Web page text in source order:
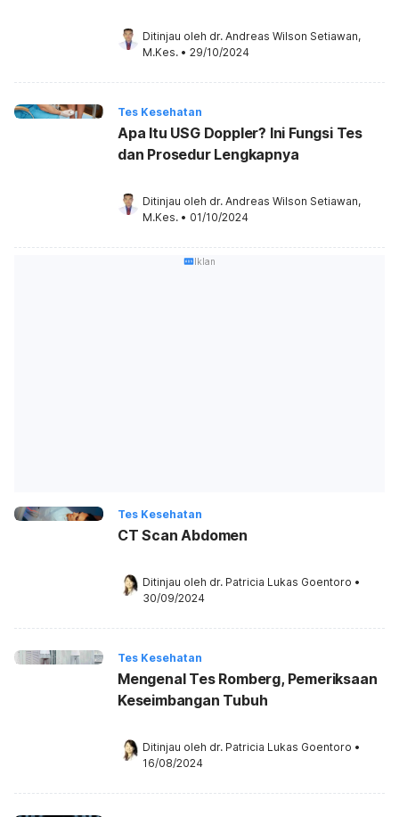
Ditinjau oleh dr. Andreas Wilson Setiawan,
M.Kes. • 29/10/2024
Tes Kesehatan
Apa Itu USG Doppler? Ini Fungsi Tes
dan Prosedur Lengkapnya
Ditinjau oleh dr. Andreas Wilson Setiawan,
M.Kes. • 01/10/2024
Iklan
Tes Kesehatan
CT Scan Abdomen
Ditinjau oleh dr. Patricia Lukas Goentoro •
30/09/2024
Tes Kesehatan
Mengenal Tes Romberg, Pemeriksaan
Keseimbangan Tubuh
Ditinjau oleh dr. Patricia Lukas Goentoro •
16/08/2024